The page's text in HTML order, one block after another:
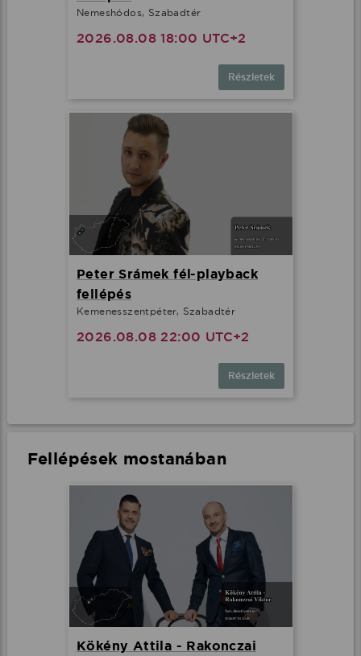
Nemeshódos, Szabadtér
2026.08.08 18:00 UTC+2
Részletek
Peter Srámek fél-playback
fellépés
Kemenesszentpéter, Szabadtér
2026.08.08 22:00 UTC+2
Részletek
Fellépések mostanában
Kökény Attila - Rakonczai